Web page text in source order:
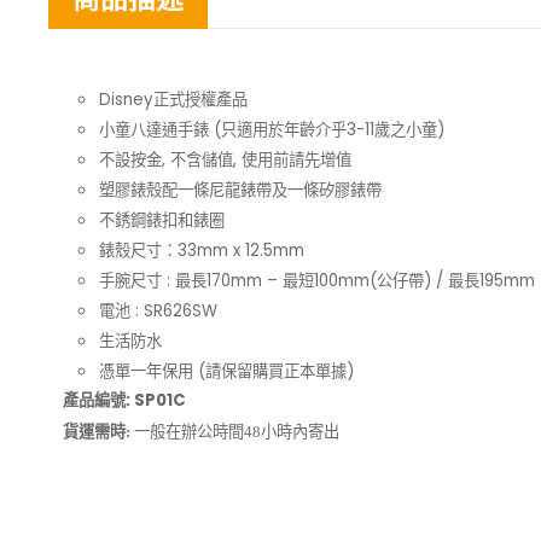
Disney正式授權產品
小童八達通手錶 (只適用於年齡介乎3-11歲之小童)
不設按金, 不含儲值, 使用前請先增值
塑膠錶殼配一條尼龍錶帶及一條矽膠錶帶
不銹鋼錶扣和錶圈
錶殼尺寸：33mm x 12.5mm
手腕尺寸 : 最長170mm – 最短100mm(公仔帶) / 最長
電池 : SR626SW
生活防水
憑單一年保用 (請保留購買正本單據)
產品編號: SP01C
貨運需時: 一般在辦公時間48小時內寄出